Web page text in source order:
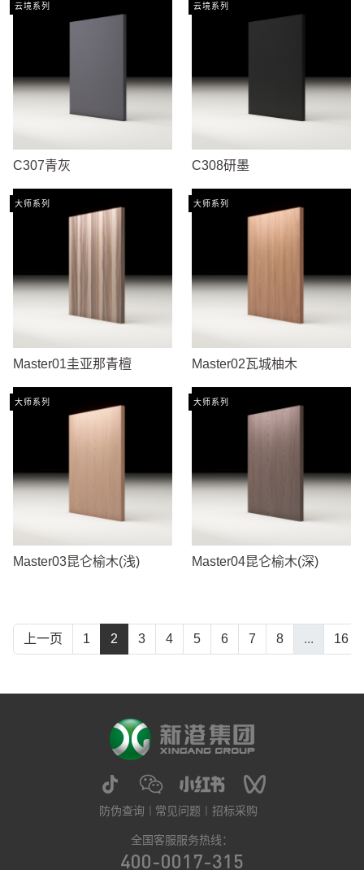
云境系列
C307青灰
云境系列
C308研墨
大师系列
Master01圭亚那青檀
大师系列
Master02瓦城柚木
大师系列
Master03昆仑榆木(浅)
大师系列
Master04昆仑榆木(深)
上一页 1 2 3 4 5 6 7 8 ... 16
防伪查询 常见问题 招标采购
全国客服服务热线：
400-0017-315